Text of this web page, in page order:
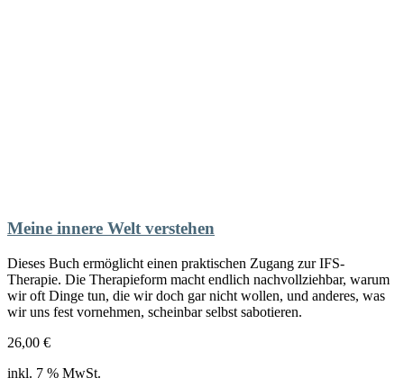
Meine innere Welt verstehen
Dieses Buch ermöglicht einen praktischen Zugang zur IFS-
Therapie. Die Therapieform macht endlich nachvollziehbar, warum
wir oft Dinge tun, die wir doch gar nicht wollen, und anderes, was
wir uns fest vornehmen, scheinbar selbst sabotieren.
26,00 €
inkl. 7 % MwSt.